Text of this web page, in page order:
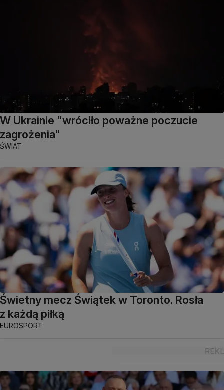
W Ukrainie "wróciło poważne poczucie
zagrożenia"
ŚWIAT
Świetny mecz Świątek w Toronto. Rosła
z każdą piłką
EUROSPORT